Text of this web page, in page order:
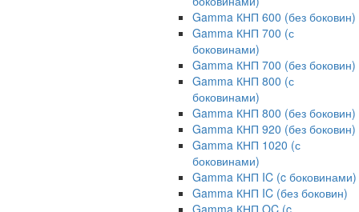
Gamma КНП 600 (без боковин)
Gamma КНП 700 (с
боковинами)
Gamma КНП 700 (без боковин)
Gamma КНП 800 (с
боковинами)
Gamma КНП 800 (без боковин)
Gamma КНП 920 (без боковин)
Gamma КНП 1020 (с
боковинами)
Gamma КНП IC (c боковинами)
Gamma КНП IC (без боковин)